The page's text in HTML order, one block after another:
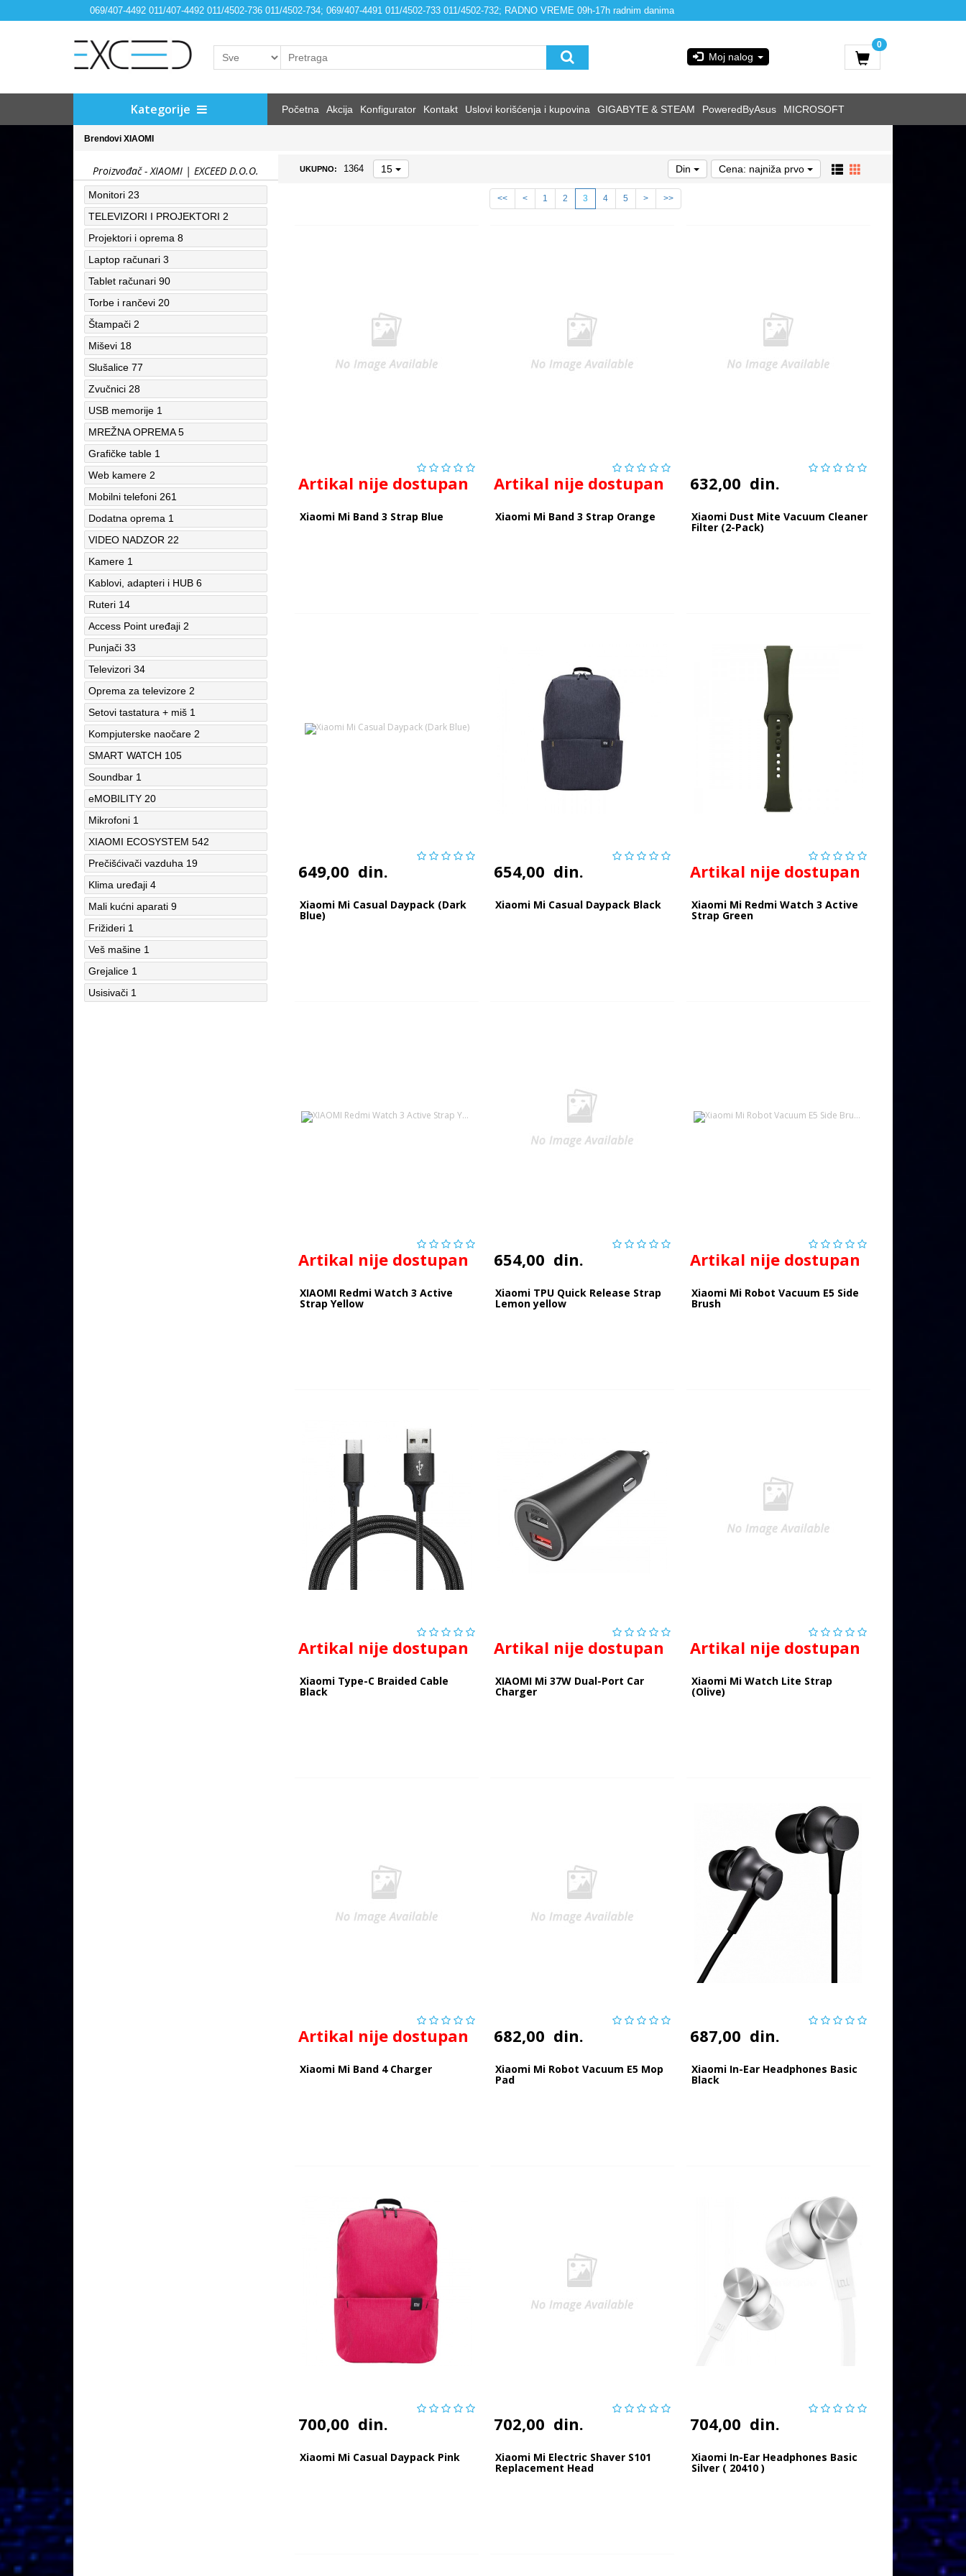
069/407-4492 011/407-4492 011/4502-736 011/4502-734; 069/407-4491 011/4502-733 011/4502-732; RADNO VREME 09h-17h radnim danima
Moj nalog
0
Kategorije Početna Akcija Konfigurator Kontakt Uslovi korišćenja i kupovina GIGABYTE & STEAM PoweredByAsus MICROSOFT
Brendovi XIAOMI
Proizvođač - XIAOMI | EXCEED D.O.O.
Monitori 23
TELEVIZORI I PROJEKTORI 2
Projektori i oprema 8
Laptop računari 3
Tablet računari 90
Torbe i rančevi 20
Štampači 2
Miševi 18
Slušalice 77
Zvučnici 28
USB memorije 1
MREŽNA OPREMA 5
Grafičke table 1
Web kamere 2
Mobilni telefoni 261
Dodatna oprema 1
VIDEO NADZOR 22
Kamere 1
Kablovi, adapteri i HUB 6
Ruteri 14
Access Point uređaji 2
Punjači 33
Televizori 34
Oprema za televizore 2
Setovi tastatura + miš 1
Kompjuterske naočare 2
SMART WATCH 105
Soundbar 1
eMOBILITY 20
Mikrofoni 1
XIAOMI ECOSYSTEM 542
Prečišćivači vazduha 19
Klima uređaji 4
Mali kućni aparati 9
Frižideri 1
Veš mašine 1
Grejalice 1
Usisivači 1
UKUPNO: 1364 15 Din Cena: najniža prvo
<< < 1 2 3 4 5 > >>
Artikal nije dostupan
Xiaomi Mi Band 3 Strap Blue
Artikal nije dostupan
Xiaomi Mi Band 3 Strap Orange
632,00 din.
Xiaomi Dust Mite Vacuum Cleaner
Filter (2-Pack)
649,00 din.
Xiaomi Mi Casual Daypack (Dark
Blue)
654,00 din.
Xiaomi Mi Casual Daypack Black
Artikal nije dostupan
Xiaomi Mi Redmi Watch 3 Active
Strap Green
Artikal nije dostupan
XIAOMI Redmi Watch 3 Active
Strap Yellow
654,00 din.
Xiaomi TPU Quick Release Strap
Lemon yellow
Artikal nije dostupan
Xiaomi Mi Robot Vacuum E5 Side
Brush
Artikal nije dostupan
Xiaomi Type-C Braided Cable
Black
Artikal nije dostupan
XIAOMI Mi 37W Dual-Port Car
Charger
Artikal nije dostupan
Xiaomi Mi Watch Lite Strap
(Olive)
Artikal nije dostupan
Xiaomi Mi Band 4 Charger
682,00 din.
Xiaomi Mi Robot Vacuum E5 Mop
Pad
687,00 din.
Xiaomi In-Ear Headphones Basic
Black
700,00 din.
Xiaomi Mi Casual Daypack Pink
702,00 din.
Xiaomi Mi Electric Shaver S101
Replacement Head
704,00 din.
Xiaomi In-Ear Headphones Basic
Silver ( 20410 )